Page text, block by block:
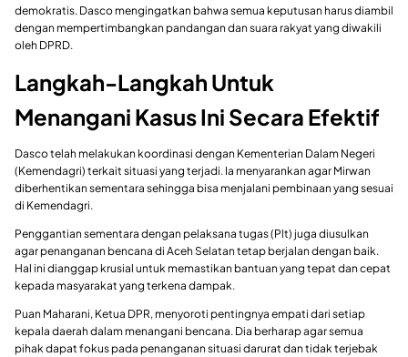
demokratis. Dasco mengingatkan bahwa semua keputusan harus diambil
dengan mempertimbangkan pandangan dan suara rakyat yang diwakili
oleh DPRD.
Langkah-Langkah Untuk
Menangani Kasus Ini Secara Efektif
Dasco telah melakukan koordinasi dengan Kementerian Dalam Negeri
(Kemendagri) terkait situasi yang terjadi. Ia menyarankan agar Mirwan
diberhentikan sementara sehingga bisa menjalani pembinaan yang sesuai
di Kemendagri.
Penggantian sementara dengan pelaksana tugas (Plt) juga diusulkan
agar penanganan bencana di Aceh Selatan tetap berjalan dengan baik.
Hal ini dianggap krusial untuk memastikan bantuan yang tepat dan cepat
kepada masyarakat yang terkena dampak.
Puan Maharani, Ketua DPR, menyoroti pentingnya empati dari setiap
kepala daerah dalam menangani bencana. Dia berharap agar semua
pihak dapat fokus pada penanganan situasi darurat dan tidak terjebak